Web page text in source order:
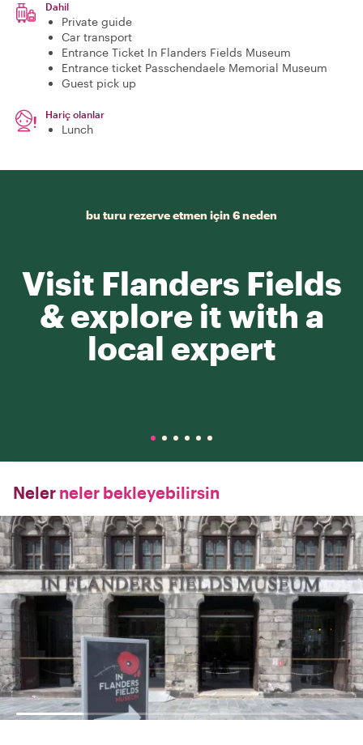
Dahil
Private guide
Car transport
Entrance Ticket In Flanders Fields Museum
Entrance ticket Passchendaele Memorial Museum
Guest pick up
Hariç olanlar
Lunch
bu turu rezerve etmen için 6 neden
Visit Flanders Fields
& explore it with a
local expert
Neler neler bekleyebilirsin